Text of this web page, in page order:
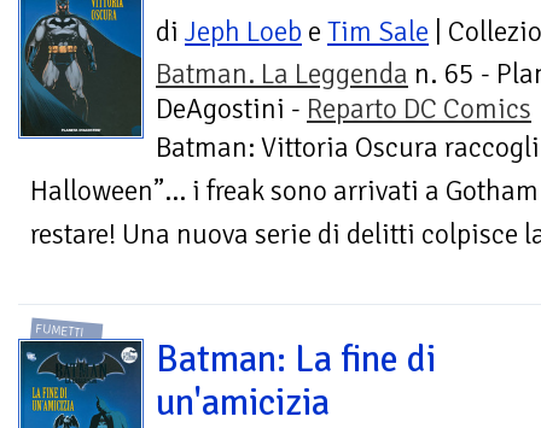
di Jeph Loeb e Tim Sale |
Batman. La Leggenda n. 65 -
DeAgostini - Reparto DC Comics
Batman: Vittoria Oscura
Halloween”… i freak sono arrivati a
restare! Una nuova serie di delitti colpisce
FUMETTI
Batman: La fine di
un'amicizia